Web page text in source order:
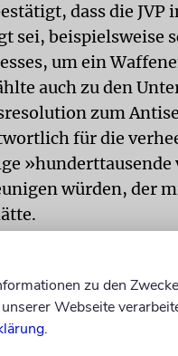
dass die
sei, beispielsweise
um ein
auch zu den
zum
für die
»hunderttausende
würden, der
Anträgen für das
zur
hatte, erklärt sich
zu den
Webseite
.